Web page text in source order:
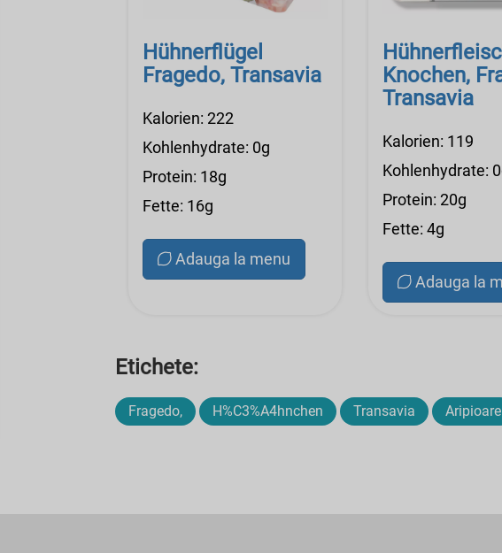
Hühnerflügel
Fragedo, Transavia
Kalorien: 222
Kohlenhydrate: 0g
Protein: 18g
Fette: 16g
Adauga la menu
Knochen,
Transavia
Kalorien: 119
Kohlenhydrate:
Protein: 20g
Fette: 4g
Adauga la
Etichete:
Fragedo, H%C3%A4hnchen Transavia Aripioare